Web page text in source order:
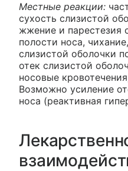
Местные реакции:
сухость слизистой
жжение и парестезия
полости носа,
слизистой оболочки
отек слизистой
носовые
Возможно усиление
носа (реактивная